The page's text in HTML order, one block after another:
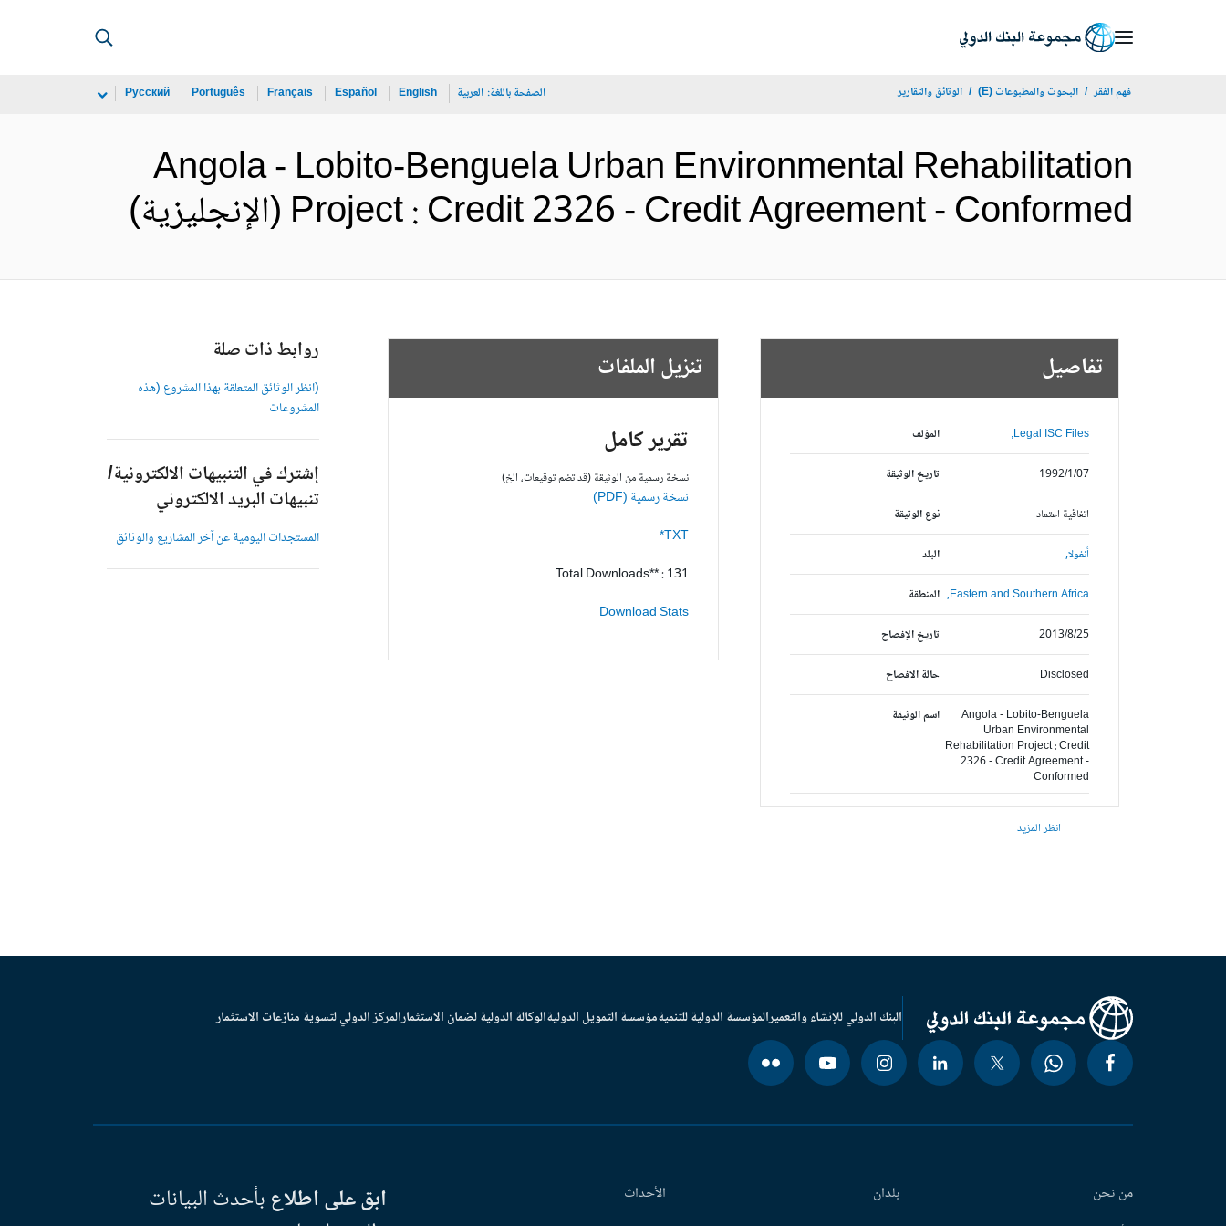
فهم الفقر البحوث والمطبوعات (E) الوثائق والتقارير الصفحة باللغة: العربية English
Español
Français
Português
Русский
Angola - Lobito-Benguela Urban Environmental Rehabilitation
Project : Credit 2326 - Credit Agreement - Conformed (الإنجليزية)
تفاصيل
المؤلف Legal ISC Files;
تاريخ الوثيقة 1992/1/07
نوع الوثيقة اتفاقية اعتماد
البلد أنغولا,
المنطقة Eastern and Southern Africa,
تاريخ الإفصاح 2013/8/25
حالة الافصاح Disclosed
اسم الوثيقة
Angola - Lobito-Benguela
Urban Environmental
Rehabilitation Project : Credit
2326 - Credit Agreement -
Conformed
انظر المزيد
تنزيل الملفات
تقرير كامل
نسخة رسمية من الوثيقة (قد تضم توقيعات، الخ)
نسخة رسمية (PDF)
TXT*
Total Downloads** : 131
Download Stats
روابط ذات صلة
(انظر الوثائق المتعلقة بهذا المشروع (هذه
المشروعات
إشترك في التنبيهات الالكترونية/
تنبيهات البريد الالكتروني
المستجدات اليومية عن آخر المشاريع والوثائق
البنك الدولي للإنشاء والتعميرالمؤسسة الدولية للتنميةمؤسسة التمويل الدوليةالوكالة الدولية لضمان الاستثمارالمركز الدولي لتسوية منازعات الاستثمار
من نحن
بلدان
الأحداث
ابق على اطلاعبأحدث البيانات